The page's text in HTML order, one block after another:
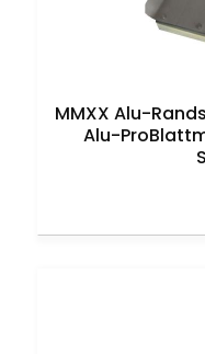
MMXX Alu-
Alu-